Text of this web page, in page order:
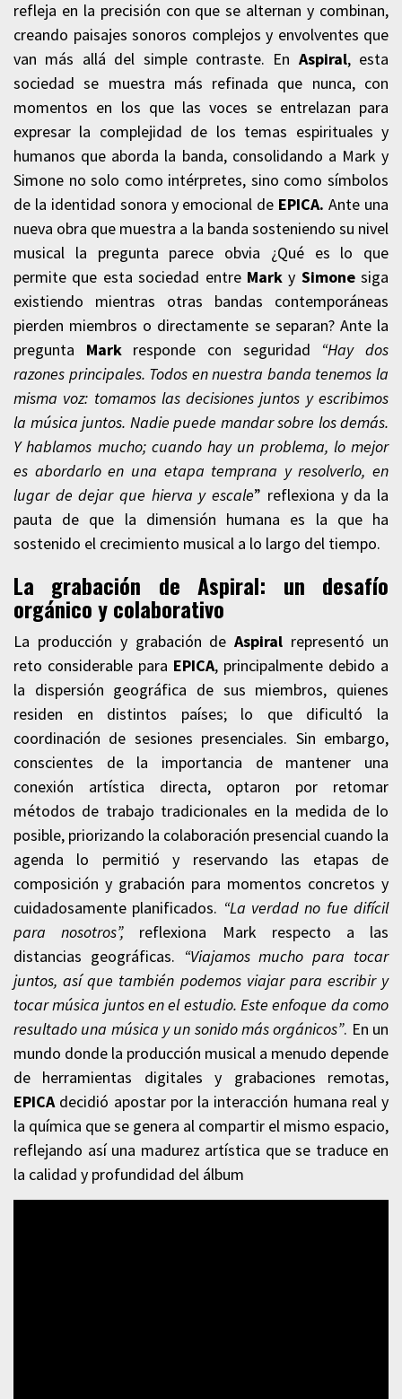
refleja en la precisión con que se alternan y combinan,
creando paisajes sonoros complejos y envolventes que
van más allá del simple contraste. En Aspiral, esta
sociedad se muestra más refinada que nunca, con
momentos en los que las voces se entrelazan para
expresar la complejidad de los temas espirituales y
humanos que aborda la banda, consolidando a Mark y
Simone no solo como intérpretes, sino como símbolos
de la identidad sonora y emocional de EPICA. Ante una
nueva obra que muestra a la banda sosteniendo su nivel
musical la pregunta parece obvia ¿Qué es lo que
permite que esta sociedad entre Marky Simonesiga
existiendo mientras otras bandas contemporáneas
pierden miembros o directamente se separan? Ante la
pregunta Markresponde con seguridad “Hay dos
razones principales. Todos en nuestra banda tenemos la
misma voz: tomamos las decisiones juntos y escribimos
la música juntos. Nadie puede mandar sobre los demás.
Y hablamos mucho; cuando hay un problema, lo mejor
es abordarlo en una etapa temprana y resolverlo, en
lugar de dejar que hierva y escale” reflexiona y da la
pauta de que la dimensión humana es la que ha
sostenido el crecimiento musical a lo largo del tiempo.
La grabación de Aspiral: un desafío
orgánico y colaborativo
La producción y grabación deAspiral representó un
reto considerable para EPICA, principalmente debido a
la dispersión geográfica de sus miembros, quienes
residen en distintos países; lo que dificultó la
coordinación de sesiones presenciales. Sin embargo,
conscientes de la importancia de mantener una
conexión artística directa, optaron por retomar
métodos de trabajo tradicionales en la medida de lo
posible, priorizando la colaboración presencial cuando la
agenda lo permitió y reservando las etapas de
composición y grabación para momentos concretos y
cuidadosamente planificados. “La verdad no fue difícil
para nosotros”, reflexiona Mark respecto a las
distancias geográficas. “Viajamos mucho para tocar
juntos, así que también podemos viajar para escribir y
tocar música juntos en el estudio. Este enfoque da como
resultado una música y un sonido más orgánicos”. En un
mundo donde la producción musical a menudo depende
de herramientas digitales y grabaciones remotas,
EPICA decidió apostar por la interacción humana real y
la química que se genera al compartir el mismo espacio,
reflejando así una madurez artística que se traduce en
la calidad y profundidad del álbum